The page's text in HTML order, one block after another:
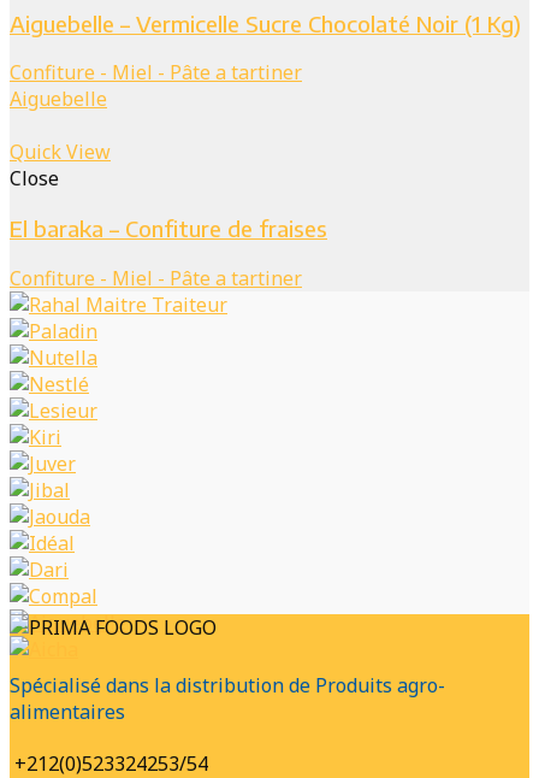
Aiguebelle – Vermicelle Sucre Chocolaté Noir (1 Kg)
Confiture - Miel - Pâte a tartiner
Aiguebelle
Quick View
Close
El baraka – Confiture de fraises
Confiture - Miel - Pâte a tartiner
Spécialisé dans la distribution de Produits agro-
alimentaires
+212(0)523324253/54